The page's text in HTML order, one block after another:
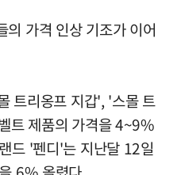
의 가격 인상 기조가 이어
트리옹프 지갑', '스몰 트
트 제품의 가격을 4~9%
드 '펜디'는 지난달 12일